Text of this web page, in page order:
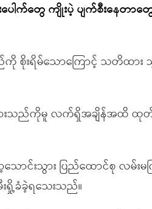
ါက်တွေ ကျိုးပဲ့ ပျက်စီးနေတာ
စိုးရိမ်သောကြောင့် သတိထား
ကိုမူ လက်ရှိအချိန်အထိ ထုတ်ပြ
ာင်းသွား ပြည်ထောင်စု လမ်းမက
ရှို့ခံခဲ့ရသေးသည်။